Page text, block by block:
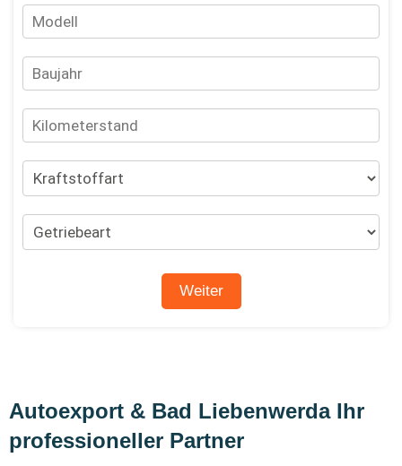
Autoexport & Bad Liebenwerda Ihr
professioneller Partner